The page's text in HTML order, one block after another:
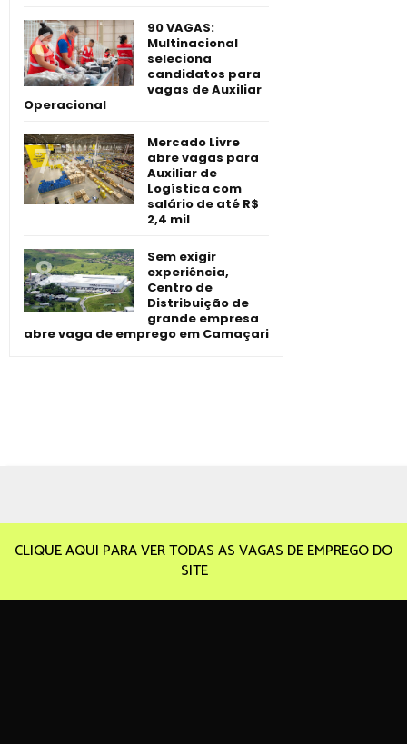
90 VAGAS:
Multinacional
seleciona
candidatos para
vagas de Auxiliar
Operacional
Mercado Livre
abre vagas para
Auxiliar de
Logística com
salário de até R$
2,4 mil
Sem exigir
experiência,
Centro de
Distribuição de
grande empresa
abre vaga de emprego em Camaçari
CLIQUE AQUI PARA VER TODAS AS VAGAS DE EMPREGO DO
SITE